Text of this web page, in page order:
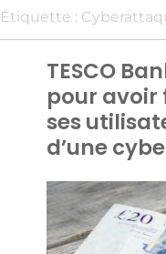
Étiquette :
TESCO
pour
ses
d’une